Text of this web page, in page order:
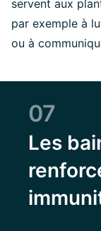
servent aux
par exemple à
ou à
07
Les